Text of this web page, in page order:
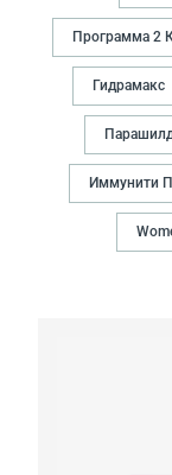
Программа 2
Гидрамакс
Иммунити